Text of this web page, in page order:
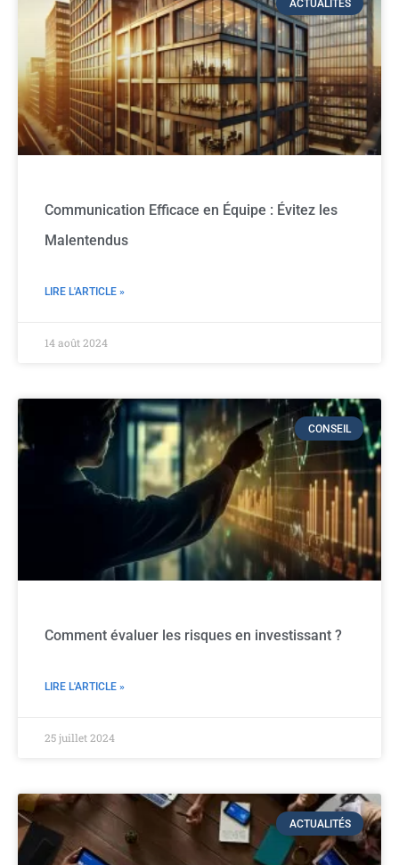
ACTUALITÉS
Communication Efficace en Équipe : Évitez les
Malentendus
LIRE L'ARTICLE »
14 août 2024
CONSEIL
Comment évaluer les risques en investissant ?
LIRE L'ARTICLE »
25 juillet 2024
ACTUALITÉS